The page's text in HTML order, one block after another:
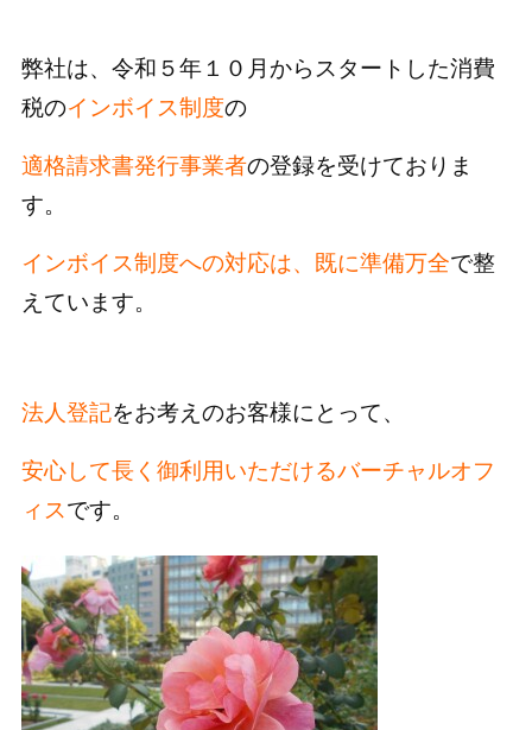
弊社は、令和５年１０月からスタートした消費
税のインボイス制度の
適格請求書発行事業者の登録を受けておりま
す。
インボイス制度への対応は、既に準備万全で整
えています。
法人登記をお考えのお客様にとって、
安心して長く御利用いただけるバーチャルオフ
ィスです。